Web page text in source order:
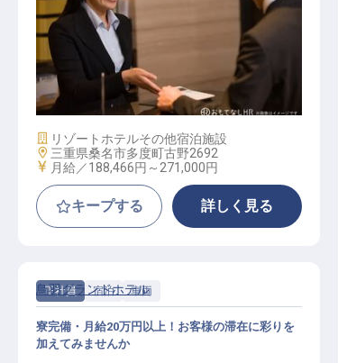
リゾートホテルのフロント夜勤スタ
ッフ
施設業態
リゾートホテルその他宿泊施設
勤務地
三重県桑名市多度町古野2692
給与
月給／188,466円～ 271,000円
キープする 詳しく見る
正社員 宿泊 車両
鳥羽グランドホテル
寮完備・月給20万円以上！お客様の滞在に彩りを
加えてみませんか